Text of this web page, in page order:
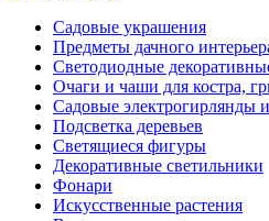
Садовые украшения
Предметы дачного
Светодиодные
Очаги и чаши для костра,
Садовые электрогирлянды
Подсветка деревьев
Светящиеся фигуры
Декоративные светильники
Фонари
Искусственные растения